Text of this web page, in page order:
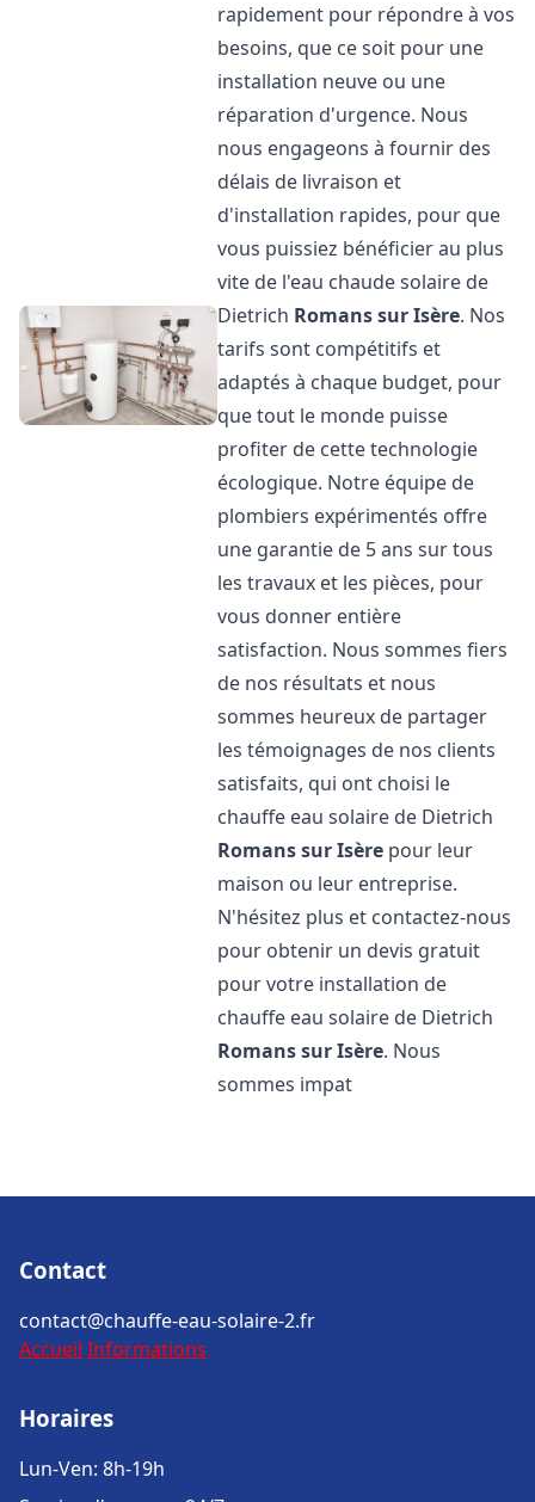
rapidement pour répondre à vos
besoins, que ce soit pour une
installation neuve ou une
réparation d'urgence. Nous
nous engageons à fournir des
délais de livraison et
d'installation rapides, pour que
vous puissiez bénéficier au plus
vite de l'eau chaude solaire de
Dietrich Romans sur Isère. Nos
tarifs sont compétitifs et
adaptés à chaque budget, pour
que tout le monde puisse
profiter de cette technologie
écologique. Notre équipe de
plombiers expérimentés offre
une garantie de 5 ans sur tous
les travaux et les pièces, pour
vous donner entière
satisfaction. Nous sommes fiers
de nos résultats et nous
sommes heureux de partager
les témoignages de nos clients
satisfaits, qui ont choisi le
chauffe eau solaire de Dietrich
Romans sur Isère pour leur
maison ou leur entreprise.
N'hésitez plus et contactez-nous
pour obtenir un devis gratuit
pour votre installation de
chauffe eau solaire de Dietrich
Romans sur Isère. Nous
sommes impat
Contact
contact@chauffe-eau-solaire-2.fr
Accueil Informations
Horaires
Lun-Ven: 8h-19h